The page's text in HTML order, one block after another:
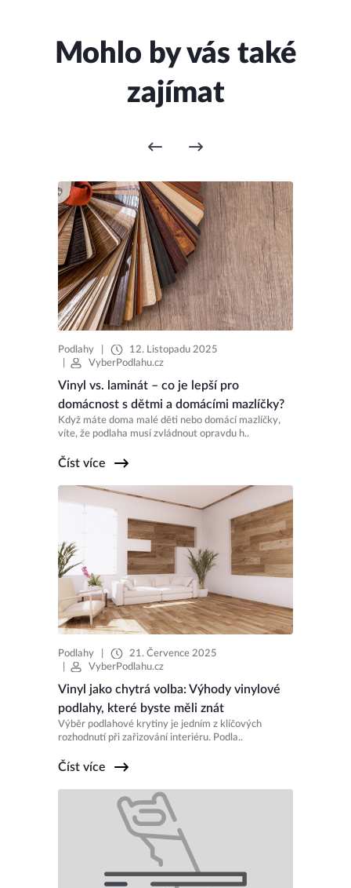
Mohlo by vás také
zajímat
Podlahy
12. Listopadu 2025
VyberPodlahu.cz
Vinyl vs. laminát – co je lepší pro
domácnost s dětmi a domácími mazlíčky?
Když máte doma malé děti nebo domácí mazlíčky,
víte, že podlaha musí zvládnout opravdu h..
Číst více
Podlahy
21. Července 2025
VyberPodlahu.cz
Vinyl jako chytrá volba: Výhody vinylové
podlahy, které byste měli znát
Výběr podlahové krytiny je jedním z klíčových
rozhodnutí při zařizování interiéru. Podla..
Číst více